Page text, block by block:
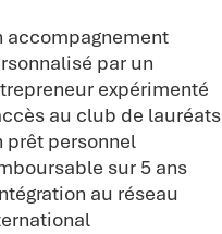
accompagnement
par un
expérimenté
au club de lauréats
prêt personnel
sur 5 ans
au réseau